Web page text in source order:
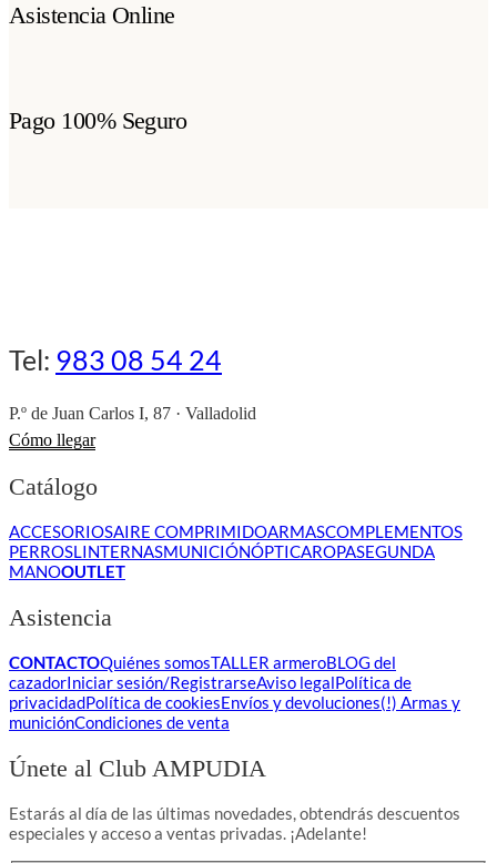
Asistencia Online
Pago 100% Seguro
Tel: 983 08 54 24
P.º de Juan Carlos I, 87 · Valladolid
Cómo llegar
Catálogo
ACCESORIOSAIRE COMPRIMIDOARMASCOMPLEMENTOS
PERROSLINTERNASMUNICIÓNÓPTICAROPASEGUNDA
MANOOUTLET
Asistencia
CONTACTOQuiénes somosTALLER armeroBLOG del
cazadorIniciar sesión/RegistrarseAviso legalPolítica de
privacidadPolítica de cookiesEnvíos y devoluciones(!) Armas y
municiónCondiciones de venta
Únete al Club AMPUDIA
Estarás al día de las últimas novedades, obtendrás descuentos
especiales y acceso a ventas privadas. ¡Adelante!